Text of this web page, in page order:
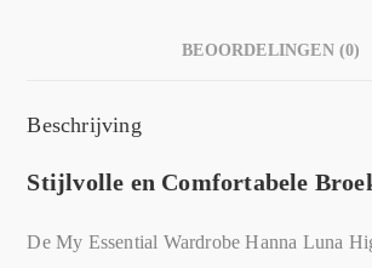
BEOORDELINGEN (0)
Beschrijving
Stijlvolle en Comfortabele
De My Essential Wardrobe Hanna Luna